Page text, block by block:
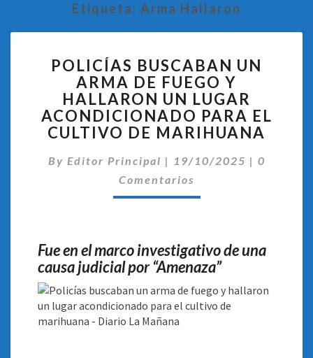
Etiqueta: Arma Hallaron
BUSCABAN
UN
ARMA
DE
FUEGO
Y
HALLARON
UN
CULTIVO
DE
POLICÍAS BUSCABAN UN
ARMA DE FUEGO Y
HALLARON UN LUGAR
ACONDICIONADO PARA EL
CULTIVO DE MARIHUANA
By Editor Principal | 19/10/2025 | 0
Comentarios
Fue en el marco investigativo de una
causa judicial por “Amenaza”